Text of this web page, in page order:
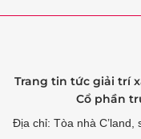
Trang tin tức giải trí
Cổ phần
Địa chỉ: Tòa nhà